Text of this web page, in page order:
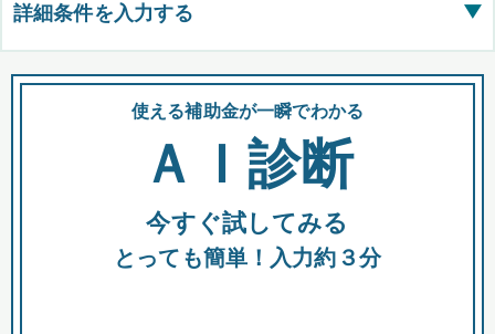
詳細条件を入力する ▶
都道府県
全国の検索結果を含めて表示
助成金 融資 出資
使える補助金が一瞬でわかる
ＡＩ診断
今すぐ試してみる
とっても簡単！入力約３分